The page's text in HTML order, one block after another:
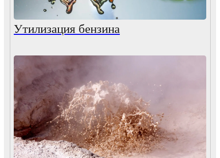
Утилизация бензина